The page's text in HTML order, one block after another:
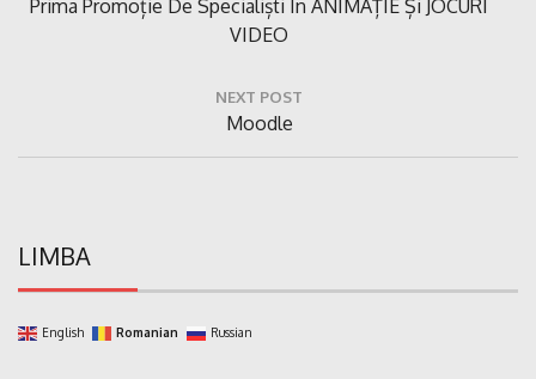
articole
Previous
Prima Promoție De Specialiști În ANIMAȚIE Și JOCURI
VIDEO
NEXT POST
Next
Post:
Moodle
LIMBA
English Romanian Russian